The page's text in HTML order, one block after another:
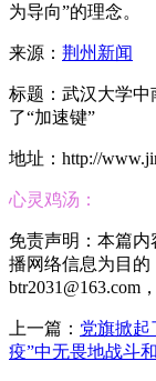
为导向”的理念。
来源： 荆州新闻
标题：武汉大学
了“加速键”
地址：http://
心灵鸡汤：
免责声明：本篇
播网络信息为目
btr2031@163.com
上一篇： 党旗掀起
疫”中无畏地战斗